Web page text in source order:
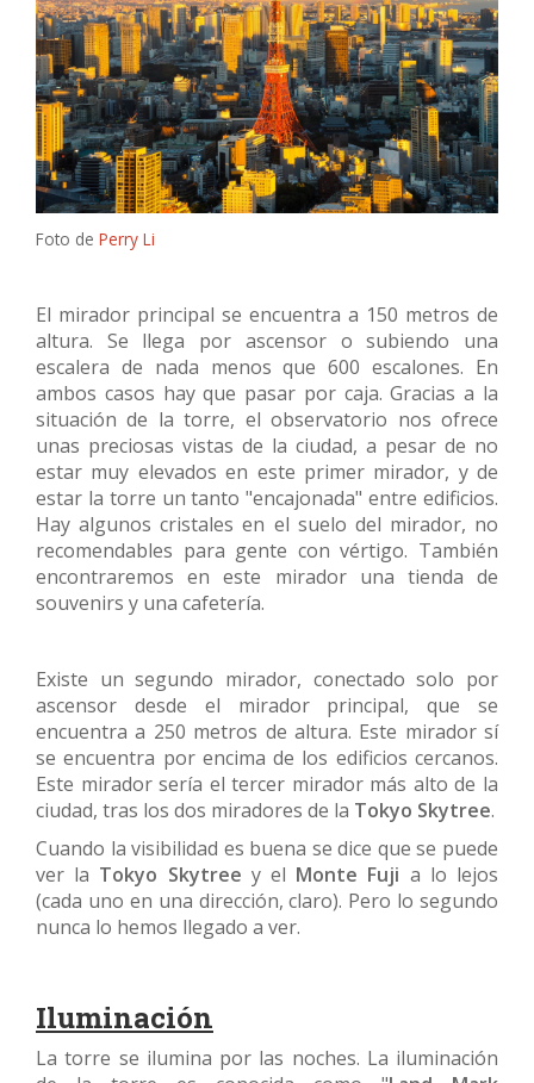
Foto de Perry Li
El mirador principal se encuentra a 150 metros de
altura. Se llega por ascensor o subiendo una
escalera de nada menos que 600 escalones. En
ambos casos hay que pasar por caja. Gracias a la
situación de la torre, el observatorio nos ofrece
unas preciosas vistas de la ciudad, a pesar de no
estar muy elevados en este primer mirador, y de
estar la torre un tanto "encajonada" entre edificios.
Hay algunos cristales en el suelo del mirador, no
recomendables para gente con vértigo. También
encontraremos en este mirador una tienda de
souvenirs y una cafetería.
Existe un segundo mirador, conectado solo por
ascensor desde el mirador principal, que se
encuentra a 250 metros de altura. Este mirador sí
se encuentra por encima de los edificios cercanos.
Este mirador sería el tercer mirador más alto de la
ciudad, tras los dos miradores de la Tokyo Skytree.
Cuando la visibilidad es buena se dice que se puede
ver la Tokyo Skytree y el Monte Fuji a lo lejos
(cada uno en una dirección, claro). Pero lo segundo
nunca lo hemos llegado a ver.
Iluminación
La torre se ilumina por las noches. La iluminación